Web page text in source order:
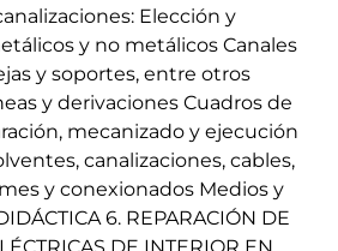
Elección y
y no metálicos Canales
y soportes, entre otros
y derivaciones Cuadros de
mecanizado y ejecución
canalizaciones, cables,
y conexionados Medios y
6. REPARACIÓN DE